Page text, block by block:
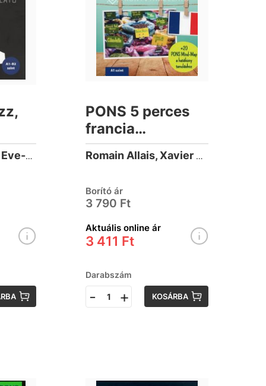
Roustang-Roller, Eve-Alice
PONS 5 perces
francia
olvasmányok -
Oú est le thym? Romain Allais, Xavier Creff
Borító ár
3 790 Ft
Aktuális online ár
3 411 Ft
Darabszám
- + KOSÁRBA